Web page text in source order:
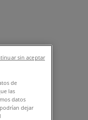
de
las
datos
dejar
sin aceptar